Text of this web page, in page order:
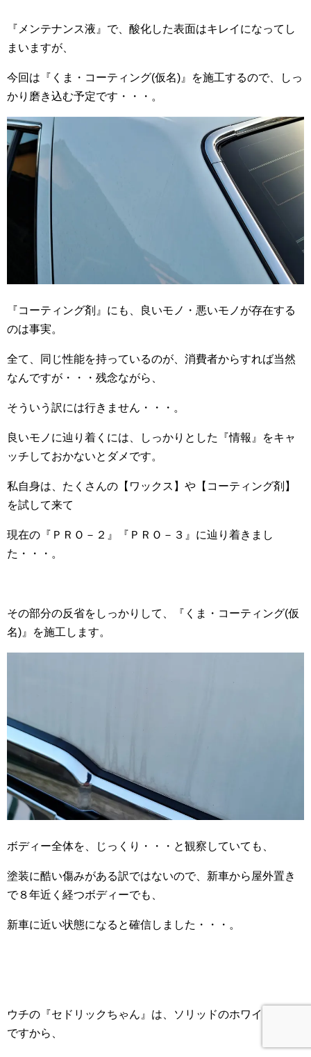
『メンテナンス液』で、酸化した表面はキレイになってし
まいますが、
今回は『くま・コーティング(仮名)』を施工するので、しっ
かり磨き込む予定です・・・。
『コーティング剤』にも、良いモノ・悪いモノが存在する
のは事実。
全て、同じ性能を持っているのが、消費者からすれば当然
なんですが・・・残念ながら、
そういう訳には行きません・・・。
良いモノに辿り着くには、しっかりとした『情報』をキャ
ッチしておかないとダメです。
私自身は、たくさんの【ワックス】や【コーティング剤】
を試して来て
現在の『ＰＲＯ－２』『ＰＲＯ－３』に辿り着きまし
た・・・。
その部分の反省をしっかりして、『くま・コーティング(仮
名)』を施工します。
ボディー全体を、じっくり・・・と観察していても、
塗装に酷い傷みがある訳ではないので、新車から屋外置き
で８年近く経つボディーでも、
新車に近い状態になると確信しました・・・。
ウチの『セドリックちゃん』は、ソリッドのホワイト塗装
ですから、